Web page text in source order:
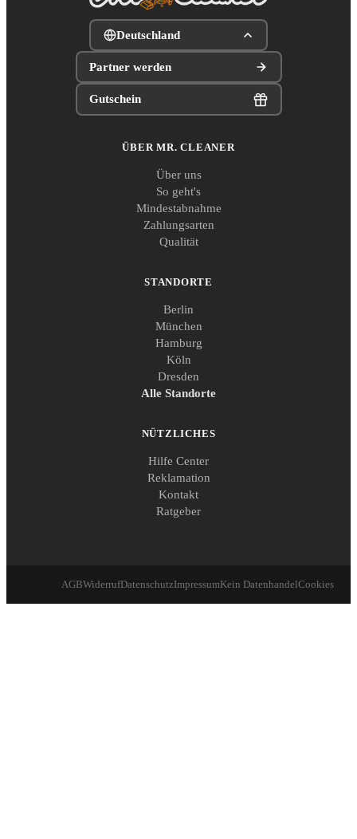
Deutschland
Partner werden
Gutschein
ÜBER MR. CLEANER
Über uns
So geht's
Mindestabnahme
Zahlungsarten
Qualität
STANDORTE
Berlin
München
Hamburg
Köln
Dresden
Alle Standorte
NÜTZLICHES
Hilfe Center
Reklamation
Kontakt
Ratgeber
AGBWiderrufDatenschutzImpressumKein DatenhandelCookies